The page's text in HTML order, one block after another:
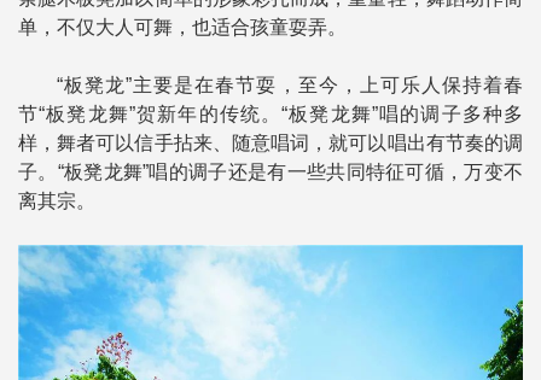
单，不仅大人可舞，也适合孩童耍弄。
“板凳龙”主要是在春节耍，至今，上可乐人保持着春
节“板凳龙舞”贺新年的传统。“板凳龙舞”唱的调子多种多
样，舞者可以信手拈来、随意唱词，就可以唱出有节奏的调
子。“板凳龙舞”唱的调子还是有一些共同特征可循，万变不
离其宗。